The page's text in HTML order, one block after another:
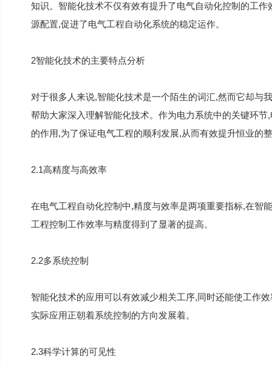
知识。智能化技术不仅有效有提升了电气自动化控制的工
源配置,促进了电气工程自动化系统的稳定运作。
2智能化技术的主要特点分析
对于很多人来说,智能化技术是一个陌生的词汇,然而它却与
帮助大家深入理解智能化技术。作为电力系统中的关键环
的作用,为了保证电气工程的顺利发展,从而有效提升恒业的
2.1高精度与高效率
在电气工程自动化控制中,精度与效率是两项重要指标,在智
工程控制工作效率与精度得到了显著的提高。
2.2多系统控制
智能化技术的应用可以有效减少相关工序,同时还能使工作
实际应用正朝着系统控制的方向发展着。
2.3科学计算的可见性